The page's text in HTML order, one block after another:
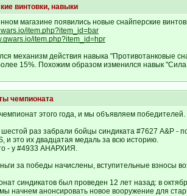
винтовки, навыки
магазине появились новые снайперские
item.php?item_id=bar
item.php?item_id=hpr
механизм действия навыка "Противотанковые
15%. Похожим образом изменился навык
чемпионата
этого года, и мы объявляем победителей.
раз забрали бойцы синдиката #7627 A&P -
и это их двадцатая медаль за всю историю.
- у #4933 АНАРХИЯ.
за победы начислены, вступительные взносы
синдикатов был проведен 12 лет назад: в
начнем анонсировать новое вооружение для